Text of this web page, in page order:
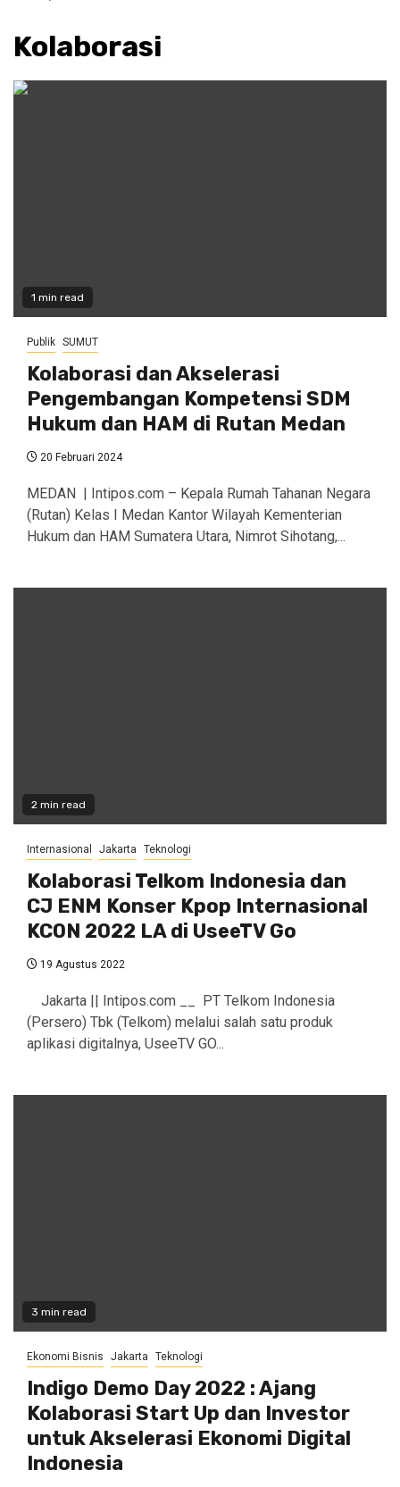
Kolaborasi
1 min read
Publik SUMUT
Kolaborasi dan Akselerasi
Pengembangan Kompetensi SDM
Hukum dan HAM di Rutan Medan
20 Februari 2024
MEDAN | Intipos.com – Kepala Rumah Tahanan Negara
(Rutan) Kelas I Medan Kantor Wilayah Kementerian
Hukum dan HAM Sumatera Utara, Nimrot Sihotang,...
2 min read
Internasional Jakarta Teknologi
Kolaborasi Telkom Indonesia dan
CJ ENM Konser Kpop Internasional
KCON 2022 LA di UseeTV Go
19 Agustus 2022
Jakarta || Intipos.com __ PT Telkom Indonesia
(Persero) Tbk (Telkom) melalui salah satu produk
aplikasi digitalnya, UseeTV GO...
3 min read
Ekonomi Bisnis Jakarta Teknologi
Indigo Demo Day 2022 : Ajang
Kolaborasi Start Up dan Investor
untuk Akselerasi Ekonomi Digital
Indonesia